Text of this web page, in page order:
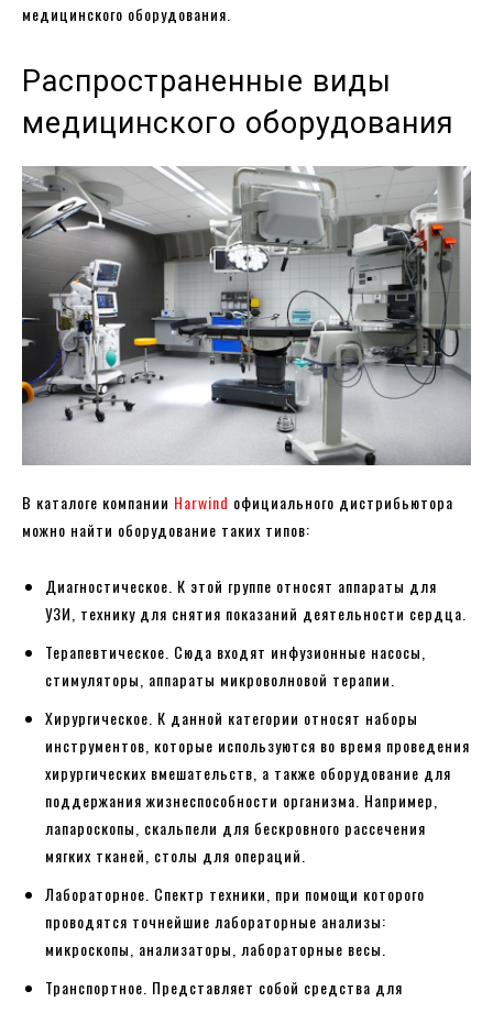
медицинского оборудования.
Распространенные виды
медицинского оборудования
В каталоге компании Harwind официального дистрибьютора
можно найти оборудование таких типов:
Диагностическое. К этой группе относят аппараты для
УЗИ, технику для снятия показаний деятельности сердца.
Терапевтическое. Сюда входят инфузионные насосы,
стимуляторы, аппараты микроволновой терапии.
Хирургическое. К данной категории относят наборы
инструментов, которые используются во время проведения
хирургических вмешательств, а также оборудование для
поддержания жизнеспособности организма. Например,
лапароскопы, скальпели для бескровного рассечения
мягких тканей, столы для операций.
Лабораторное. Спектр техники, при помощи которого
проводятся точнейшие лабораторные анализы:
микроскопы, анализаторы, лабораторные весы.
Транспортное. Представляет собой средства для